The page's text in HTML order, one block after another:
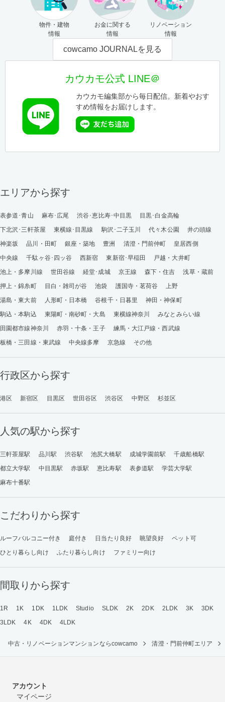
物件・建物
情報
お金に関する
情報
リノベーション
情報
cowcamo JOURNALを見る
カウカモ公式 LINE＠
カウカモ編集部から毎日配信。新着やおす
すめ情報をお届けします。
エリアから探す
表参道･青山 麻布･広尾 渋谷･恵比寿･中目黒
目黒･白金高輪
下北沢･三軒茶屋
東横線･目黒線 駒沢･二子玉川 代々木公園
井の頭線
神楽坂
品川・田町 銀座・築地 豊洲 清澄・門前仲町
皇居西側
中央線
千駄ヶ谷･四ッ谷 西新宿 東新宿･早稲田
戸越・大井町
池上・多摩川線
世田谷線 経堂･成城 京王線 森下・住吉
浅草・蔵前
押上・錦糸町
目白・雑司が谷 池袋 護国寺・茗荷谷
上野
湯島・東大前
人形町・日本橋 谷根千・日暮里
神田・神保町
駒込・本駒込
東陽町・南砂町・大島 東横線神奈川
みなとみらい線
田園都市線神奈川
赤羽・十条・王子
練馬・大江戸線・西武線
板橋・三田線・東武線
中央線多摩 京急線 その他
行政区から探す
港区 新宿区 目黒区 世田谷区 渋谷区 中野区 杉並区
人気の駅から探す
三軒茶屋駅 品川駅 渋谷駅 池尻大橋駅 成城学園前駅
千歳船橋駅
都立大学駅
中目黒駅 赤坂駅 恵比寿駅 表参道駅
学芸大学駅
麻布十番駅
こだわりから探す
ルーフバルコニー付き 庭付き 日当たり良好 眺望良好
ペット可
ひとり暮らし向け
ふたり暮らし向け ファミリー向け
間取りから探す
1R 1K 1DK 1LDK Studio SLDK 2K 2DK 2LDK 3K
3DK
3LDK
4K 4DK 4LDK
中古・リノベーションマンションならcowcamo 清澄・門前仲町エリア
アカウント
マイページ